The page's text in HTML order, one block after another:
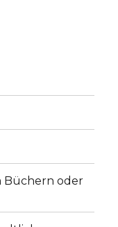
Büchern oder